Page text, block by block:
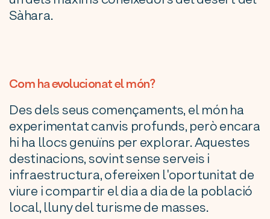
Sàhara.
Com ha evolucionat el món?
Des dels seus començaments, el món ha
experimentat canvis profunds, però encara
hi ha llocs genuïns per explorar. Aquestes
destinacions, sovint sense serveis i
infraestructura, ofereixen l'oportunitat de
viure i compartir el dia a dia de la població
local, lluny del turisme de masses.